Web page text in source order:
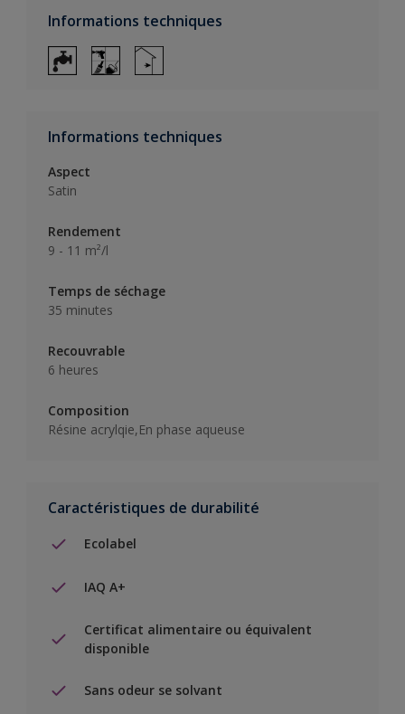
Informations techniques
Informations techniques
Aspect
Satin
Rendement
9 - 11 m²/l
Temps de séchage
35 minutes
Recouvrable
6 heures
Composition
Résine acrylqie,En phase aqueuse
Caractéristiques de durabilité
Ecolabel
IAQ A+
Certificat alimentaire ou équivalent
disponible
Sans odeur se solvant